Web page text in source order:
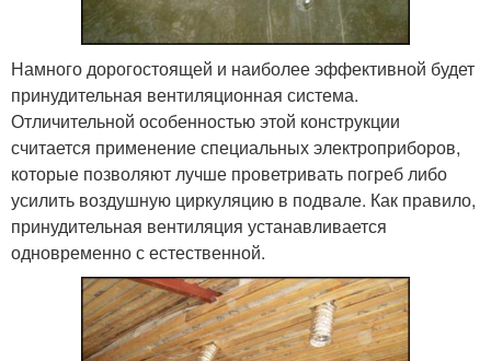
Намного дорогостоящей и наиболее эффективной будет
принудительная вентиляционная система.
Отличительной особенностью этой конструкции
считается применение специальных электроприборов,
которые позволяют лучше проветривать погреб либо
усилить воздушную циркуляцию в подвале. Как правило,
принудительная вентиляция устанавливается
одновременно с естественной.